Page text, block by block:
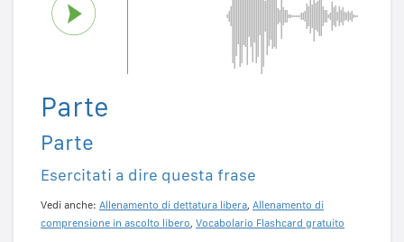
Parte
Parte
Esercitati a dire questa frase
Vedi anche: Allenamento di dettatura libera, Allenamento di
comprensione in ascolto libero, Vocabolario Flashcard gratuito